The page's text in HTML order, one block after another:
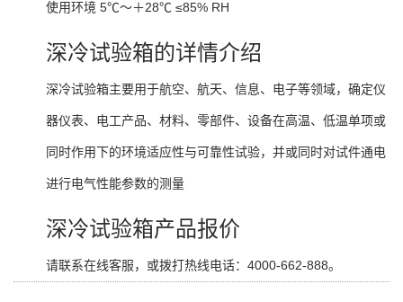
使用环境 5℃～＋28℃ ≤85% RH
深冷试验箱的详情介绍
深冷试验箱主要用于航空、航天、信息、电子等领域，确定仪
器仪表、电工产品、材料、零部件、设备在高温、低温单项或
同时作用下的环境适应性与可靠性试验，并或同时对试件通电
进行电气性能参数的测量
深冷试验箱产品报价
请联系在线客服，或拨打热线电话：4000-662-888。